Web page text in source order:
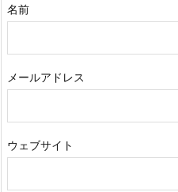
名前
メールアドレス
ウェブサイト